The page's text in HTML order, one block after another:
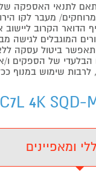
לתנאי האספקה
מעבר לקו
הדואר הקרוב
המוגבלים לגישה
ביטול עסקה
של הספקים ו/
שימוש במנוף
ומאפיינים